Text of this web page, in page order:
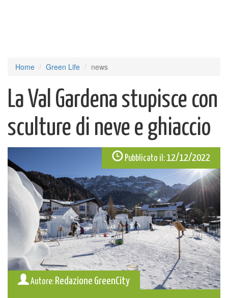
Home Green Life news
La Val Gardena stupisce con
sculture di neve e ghiaccio
Pubblicato il:12/12/2022
Autore: Redazione GreenCity